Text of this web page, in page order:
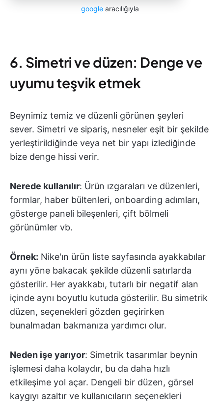
google aracılığıyla
6. Simetri ve düzen: Denge ve
uyumu teşvik etmek
Beynimiz temiz ve düzenli görünen şeyleri
sever. Simetri ve sipariş, nesneler eşit bir şekilde
yerleştirildiğinde veya net bir yapı izlediğinde
bize denge hissi verir.
Nerede kullanılır: Ürün ızgaraları ve düzenleri,
formlar, haber bültenleri, onboarding adımları,
gösterge paneli bileşenleri, çift bölmeli
görünümler vb.
Örnek: Nike'ın ürün liste sayfasında ayakkabılar
aynı yöne bakacak şekilde düzenli satırlarda
gösterilir. Her ayakkabı, tutarlı bir negatif alan
içinde aynı boyutlu kutuda gösterilir. Bu simetrik
düzen, seçenekleri gözden geçirirken
bunalmadan bakmanıza yardımcı olur.
Neden işe yarıyor: Simetrik tasarımlar beynin
işlemesi daha kolaydır, bu da daha hızlı
etkileşime yol açar. Dengeli bir düzen, görsel
kaygıyı azaltır ve kullanıcıların seçenekleri